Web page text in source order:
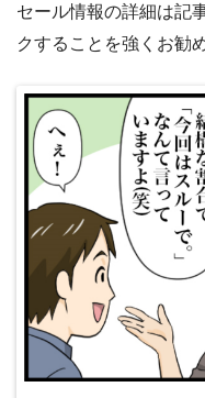
セール情報の詳細は記
クすることを強くお勧